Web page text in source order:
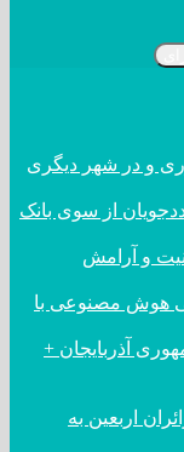
و در شهر دیگری
از سوی بانک
و آرامش
هوش مصنوعی با
آذربایجان +
اربعین به